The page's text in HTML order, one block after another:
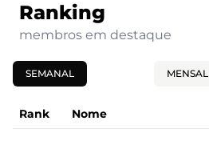
Ranking
membros em destaque
SEMANAL MENSAL
Rank Nome